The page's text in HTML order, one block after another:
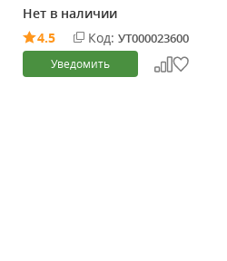
Нет в наличии
4.5
Код: УТ000023600
Уведомить